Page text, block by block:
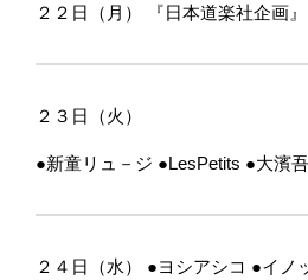
２２日（月） 『日本道楽社企画』
２３日（火）
●新童リュ－ジ ●LesPetits ●大濱
２４日（水） ●ヨシアシコ ●イノ